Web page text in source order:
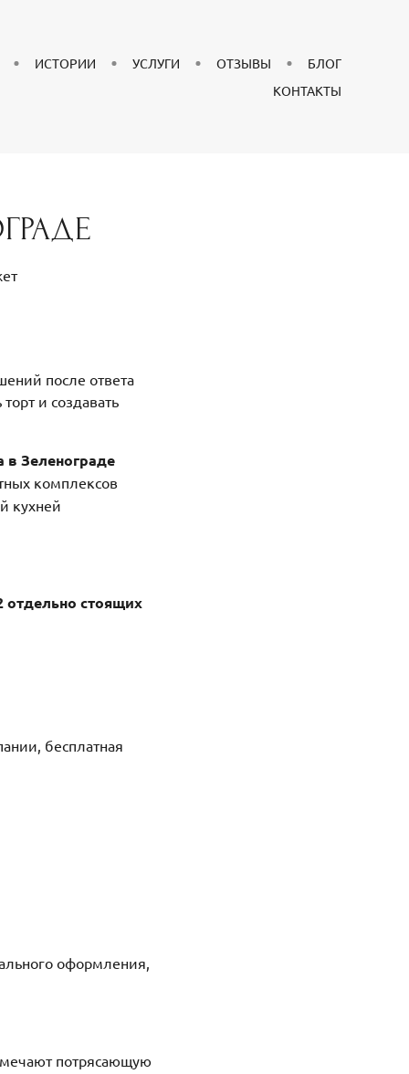
ИСТОРИИ УСЛУГИ ОТЗЫВЫ
БЛОГ
КОНТАКТЫ
после ответа
и создавать
в Зеленограде
комплексов
кухней
отдельно стоящих
бесплатная
оформления,
потрясающую